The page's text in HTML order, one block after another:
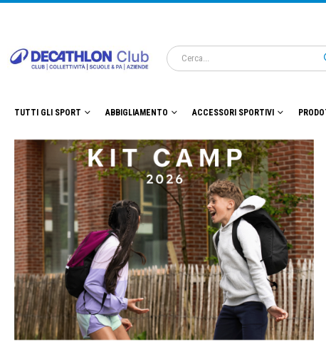
TUTTI GLI SPORT ABBIGLIAMENTO ACCESSORI SPORTIVI